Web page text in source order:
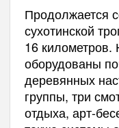
Продолжается
сухотинской
16
оборудованы
деревянных
группы, три
отдыха, арт-